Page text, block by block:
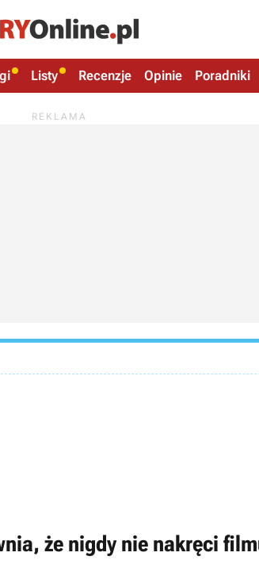
Listy Recenzje Opinie Poradniki
że nigdy nie nakręci